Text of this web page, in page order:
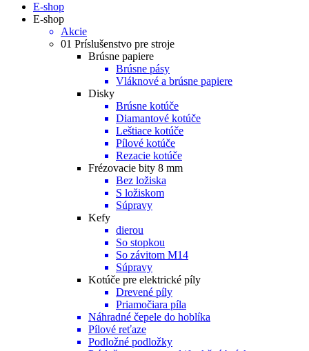
E-shop
E-shop
Akcie
01 Príslušenstvo pre stroje
Brúsne papiere
Brúsne pásy
Vláknové a brúsne papiere
Disky
Brúsne kotúče
Diamantové kotúče
Leštiace kotúče
Pílové kotúče
Rezacie kotúče
Frézovacie bity 8 mm
Bez ložiska
S ložiskom
Súpravy
Kefy
dierou
So stopkou
So závitom M14
Súpravy
Kotúče pre elektrické píly
Drevené píly
Priamočiara píla
Náhradné čepele do hoblíka
Pílové reťaze
Podložné podložky